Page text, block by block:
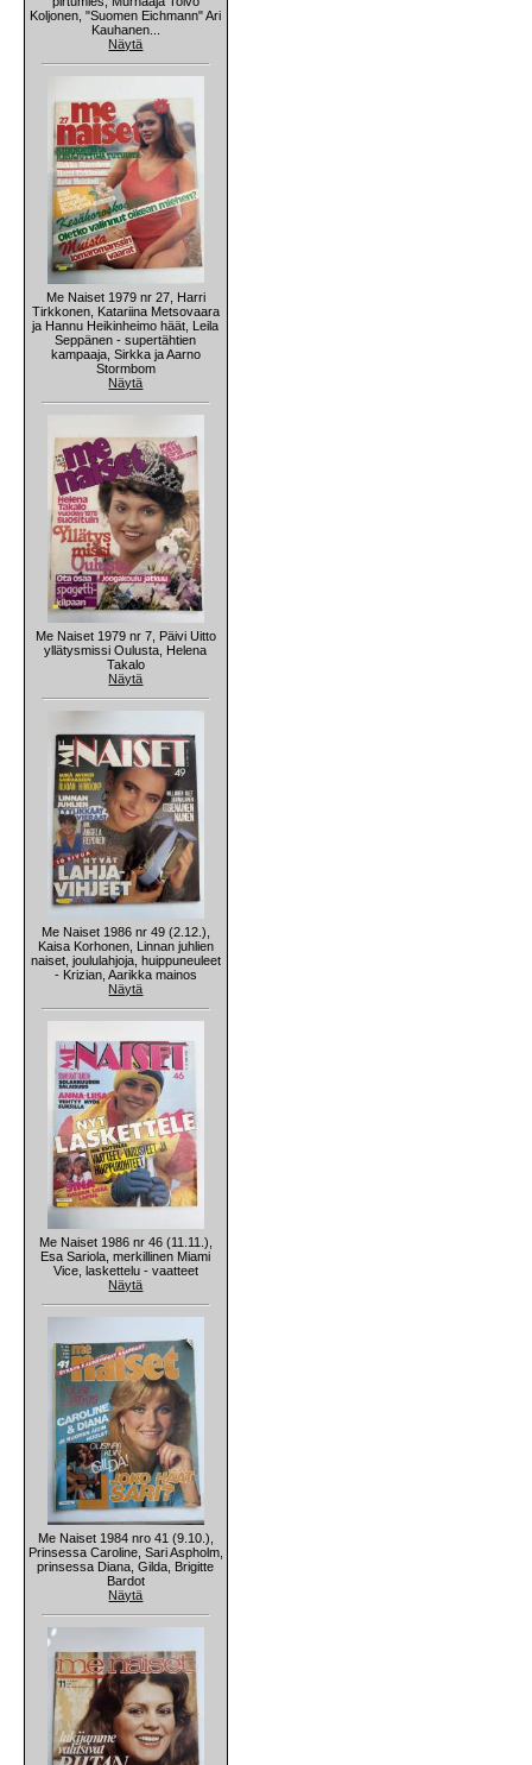
Koljonen, "Suomen Eichmann" Ari
Kauhanen...
Näytä
Me Naiset 1979 nr 27, Harri
Tirkkonen, Katariina Metsovaara
ja Hannu Heikinheimo häät, Leila
Seppänen - supertähtien
kampaaja, Sirkka ja Aarno
Stormbom
Näytä
Me Naiset 1979 nr 7, Päivi Uitto
yllätysmissi Oulusta, Helena
Takalo
Näytä
Me Naiset 1986 nr 49 (2.12.),
Kaisa Korhonen, Linnan juhlien
naiset, joululahjoja, huippuneuleet
- Krizian, Aarikka mainos
Näytä
Me Naiset 1986 nr 46 (11.11.),
Esa Sariola, merkillinen Miami
Vice, laskettelu - vaatteet
Näytä
Me Naiset 1984 nro 41 (9.10.),
Prinsessa Caroline, Sari Aspholm,
prinsessa Diana, Gilda, Brigitte
Bardot
Näytä